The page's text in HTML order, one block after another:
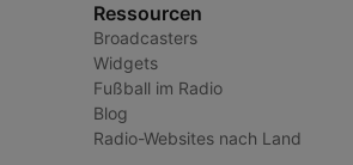
Ressourcen
Broadcasters
Widgets
Fußball im Radio
Blog
Radio-Websites nach Land